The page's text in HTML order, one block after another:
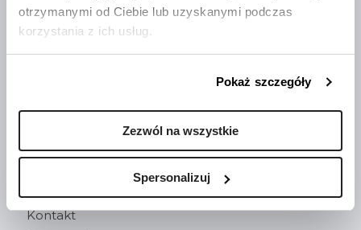
otrzymanymi od Ciebie lub uzyskanymi podczas
korzystania z ich usług.
Pokaż szczegóły
Zezwól na wszystkie
Spersonalizuj
O Certes
Kontakt